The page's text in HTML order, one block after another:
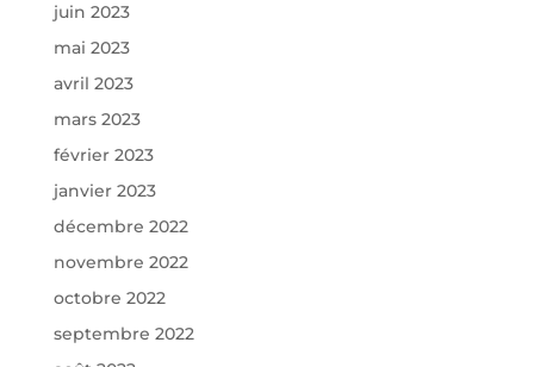
juin 2023
mai 2023
avril 2023
mars 2023
février 2023
janvier 2023
décembre 2022
novembre 2022
octobre 2022
septembre 2022